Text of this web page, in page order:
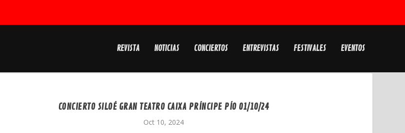
REVISTA NOTICIAS CONCIERTOS ENTREVISTAS FESTIVALES EVENTOS
CONCIERTO SILOÉ GRAN TEATRO CAIXA PRÍNCIPE PÍO 01/10/24
Oct 10, 2024